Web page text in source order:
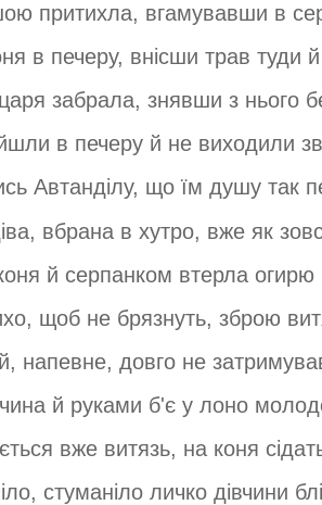
притихла, вгамувавши в
в печеру, внісши трав туди й
забрала, знявши з нього
в печеру й не виходили
Автанділу, що їм душу так
вбрана в хутро, вже як
й серпанком втерла огирю
щоб не брязнуть, зброю
напевне, довго не
й руками б'є у лоно
вже витязь, на коня
стуманіло личко дівчини